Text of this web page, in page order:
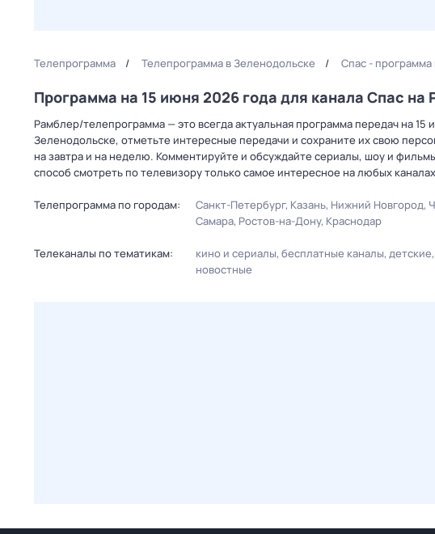
Телепрограмма Телепрограмма в Зеленодольске Спас - программа
Программа на 15 июня 2026 года для канала Спас
Рамблер/телепрограмма — это всегда актуальная программа передач на
Зеленодольске, отметьте интересные передачи и сохраните их свою
на завтра и на неделю. Комментируйте и обсуждайте сериалы, шоу и
способ смотреть по телевизору только самое интересное на любых
Телепрограмма по городам: Санкт-Петербург Казань Нижний Новгород
Самара Ростов-на-Дону Краснодар
Телеканалы по тематикам: кино и сериалы бесплатные каналы детские
новостные